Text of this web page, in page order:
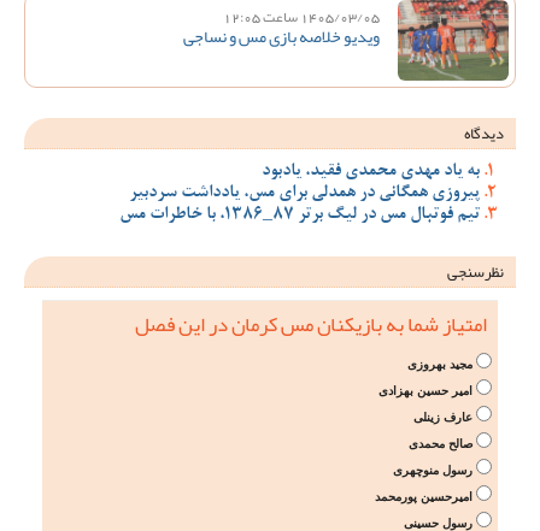
1405/03/05 ساعت 12:05
ویدیو خلاصه بازی مس و نساجی
دیدگاه
به یاد مهدی محمدی فقید، یادبود
پیروزی همگانی در همدلی برای مس، یادداشت سردبیر
تیم فوتبال مس در لیگ برتر 87_1386، با خاطرات مس
نظرسنجی
امتیاز شما به بازیکنان مس کرمان در این فصل
مجید بهروزی
امیر حسین بهزادی
عارف زینلی
صالح محمدی
رسول منوچهری
امیرحسین پورمحمد
رسول حسینی